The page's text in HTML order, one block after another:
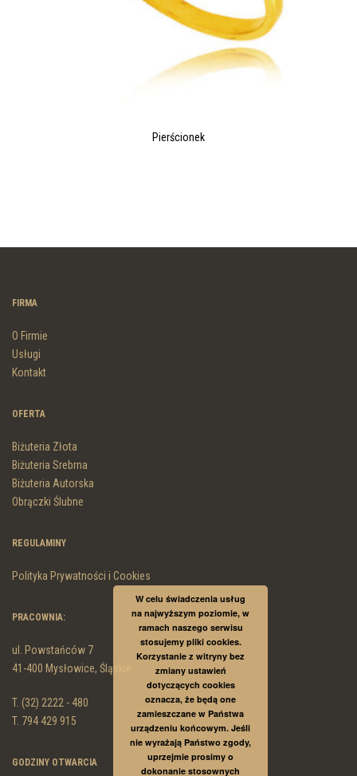
Pierścionek
FIRMA
O Firmie
Usługi
Kontakt
OFERTA
Biżuteria Złota
Biżuteria Srebrna
Biżuteria Autorska
Obrączki Ślubne
REGULAMINY
Polityka Prywatności i Cookies
PRACOWNIA:
ul. Powstańców 7
41-400 Mysłowice, Śląskie
T. (32) 2222 - 480
T. 794 429 915
GODZINY OTWARCIA
W celu świadczenia usług
na najwyższym poziomie, w
ramach naszego serwisu
stosujemy pliki cookies.
Korzystanie z witryny bez
zmiany ustawień
dotyczących cookies
oznacza, że będą one
zamieszczane w Państwa
urządzeniu końcowym. Jeśli
nie wyrażają Państwo zgody,
uprzejmie prosimy o
dokonanie stosownych